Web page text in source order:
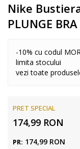
Nike
PLUNGE
-10% cu codul
limita stocului
vezi toate
PRET SPECIAL
174,99 RON
PR: 174,99 RON